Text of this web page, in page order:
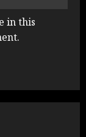
in this